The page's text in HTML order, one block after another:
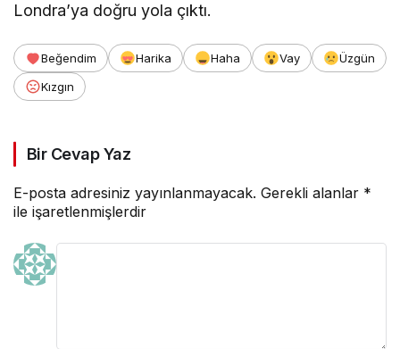
Londra’ya doğru yola çıktı.
Beğendim Harika Haha Vay
Üzgün
Kızgın
Bir Cevap Yaz
E-posta adresiniz yayınlanmayacak. Gerekli alanlar *
ile işaretlenmişlerdir